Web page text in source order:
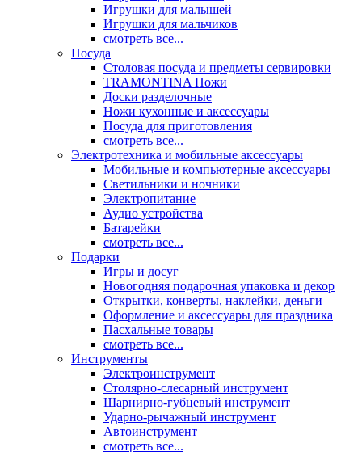
Игрушки для малышей
Игрушки для мальчиков
смотреть все...
Посуда
Столовая посуда и предметы сервировки
TRAMONTINA Ножи
Доски разделочные
Ножи кухонные и аксессуары
Посуда для приготовления
смотреть все...
Электротехника и мобильные аксессуары
Мобильные и компьютерные аксессуары
Светильники и ночники
Электропитание
Аудио устройства
Батарейки
смотреть все...
Подарки
Игры и досуг
Новогодняя подарочная упаковка и декор
Открытки, конверты, наклейки, деньги
Оформление и аксессуары для праздника
Пасхальные товары
смотреть все...
Инструменты
Электроинструмент
Столярно-слесарный инструмент
Шарнирно-губцевый инструмент
Ударно-рычажный инструмент
Автоинструмент
смотреть все...